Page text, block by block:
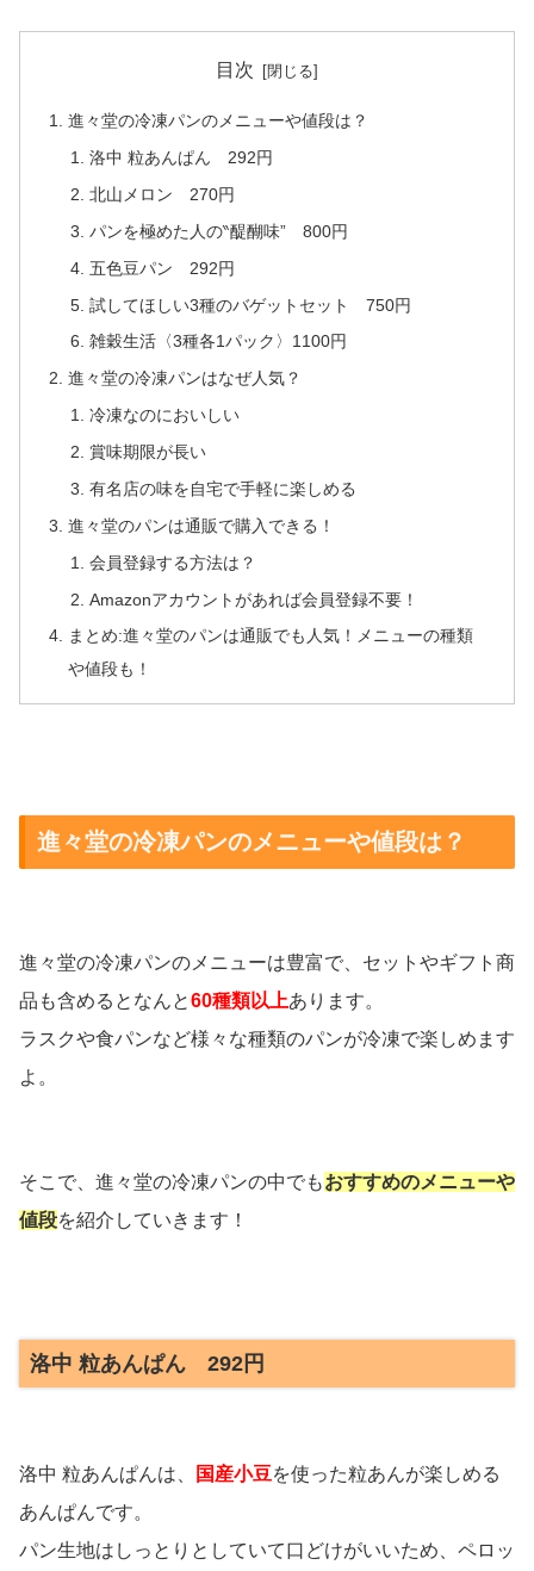
目次
進々堂の冷凍パンのメニューや値段は？
洛中 粒あんぱん 292円
北山メロン 270円
パンを極めた人の‶醍醐味” 800円
五色豆パン 292円
試してほしい3種のバゲットセット 750円
雑穀生活〈3種各1パック〉1100円
進々堂の冷凍パンはなぜ人気？
冷凍なのにおいしい
賞味期限が長い
有名店の味を自宅で手軽に楽しめる
進々堂のパンは通販で購入できる！
会員登録する方法は？
Amazonアカウントがあれば会員登録不要！
まとめ:進々堂のパンは通販でも人気！メニューの種類
や値段も！
進々堂の冷凍パンのメニューや値段は？
進々堂の冷凍パンのメニューは豊富で、セットやギフト商
品も含めるとなんと60種類以上あります。
ラスクや食パンなど様々な種類のパンが冷凍で楽しめます
よ。
そこで、進々堂の冷凍パンの中でもおすすめのメニューや
値段を紹介していきます！
洛中 粒あんぱん 292円
洛中 粒あんぱんは、 国産小豆を使った粒あんが楽しめる
あんぱんです。
パン生地はしっとりとしていて口どけがいいため、ペロッ